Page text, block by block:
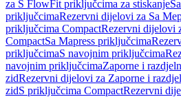
za S FlowFit priključcima za stiskanje
priključcimaRezervni dijelovi za Sa
priključcima CompactRezervni dijelovi
CompactSa Mapress priključcima
priključcimaS navojnim priključcima
navojnim priključcimaZaporne i
zidRezervni dijelovi za Zaporne i
zidS priključcima CompactRezervni